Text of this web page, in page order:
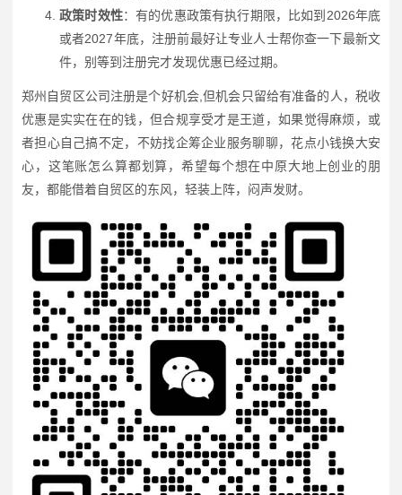
政策时效性：有的优惠政策有执行期限，比如到2026年底
或者2027年底，注册前最好让专业人士帮你查一下最新文
件，别等到注册完才发现优惠已经过期。
郑州自贸区公司注册是个好机会,但机会只留给有准备的人，税收
优惠是实实在在的钱，但合规享受才是王道，如果觉得麻烦，或
者担心自己搞不定，不妨找企筹企业服务聊聊，花点小钱换大安
心，这笔账怎么算都划算，希望每个想在中原大地上创业的朋
友，都能借着自贸区的东风，轻装上阵，闷声发财。